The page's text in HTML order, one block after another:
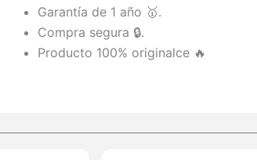
Garantía de 1 año 🥇.
Compra segura 🔒.
Producto 100% original​​ce 🔥